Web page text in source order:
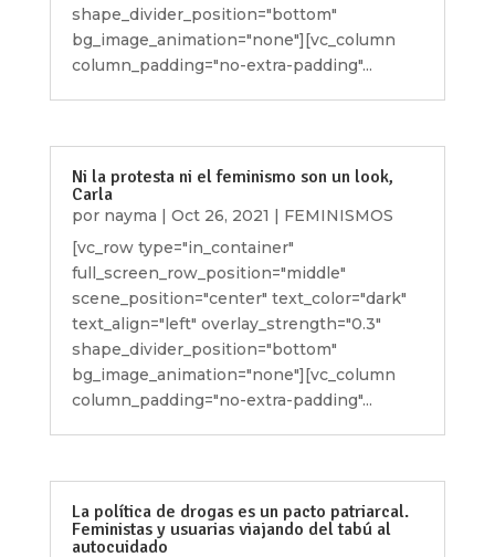
shape_divider_position="bottom"
bg_image_animation="none"][vc_column
column_padding="no-extra-padding"...
Ni la protesta ni el feminismo son un look,
Carla
por nayma | Oct 26, 2021 | FEMINISMOS
[vc_row type="in_container"
full_screen_row_position="middle"
scene_position="center" text_color="dark"
text_align="left" overlay_strength="0.3"
shape_divider_position="bottom"
bg_image_animation="none"][vc_column
column_padding="no-extra-padding"...
La política de drogas es un pacto patriarcal.
Feministas y usuarias viajando del tabú al
autocuidado